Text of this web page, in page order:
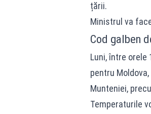
țării.
Ministrul va
Cod galben
Luni, între orele
pentru
Munteniei,
Temperaturile